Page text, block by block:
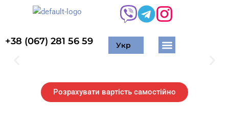
+38 (067) 281 56 59 Укр
Розрахувати вартість самостійно